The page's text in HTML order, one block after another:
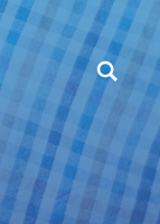
Search: